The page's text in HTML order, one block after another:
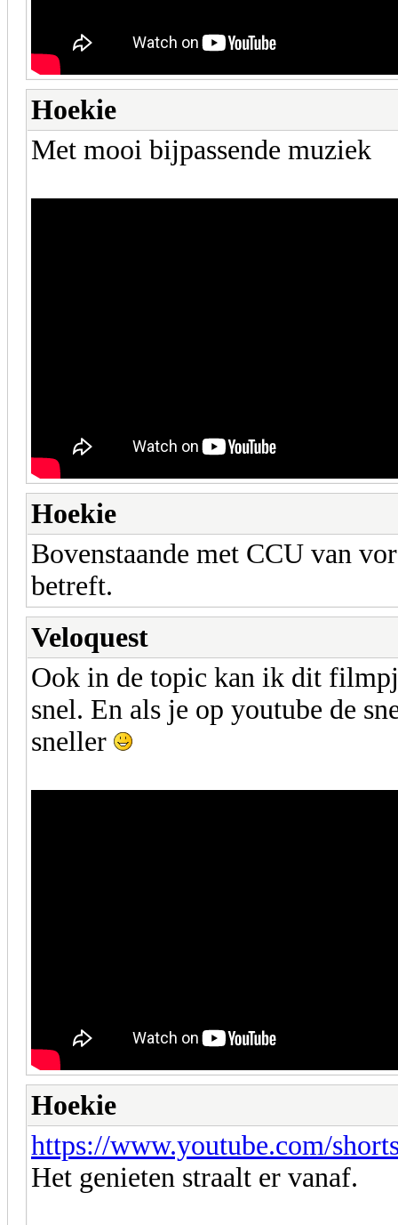
Hoekie
Met mooi bijpassende muziek
Hoekie
Bovenstaande met CCU van
betreft.
Veloquest
Ook in de topic kan ik dit
snel. En als je op youtube de
sneller
Hoekie
https://www.youtube.com/
Het genieten straalt er vanaf.